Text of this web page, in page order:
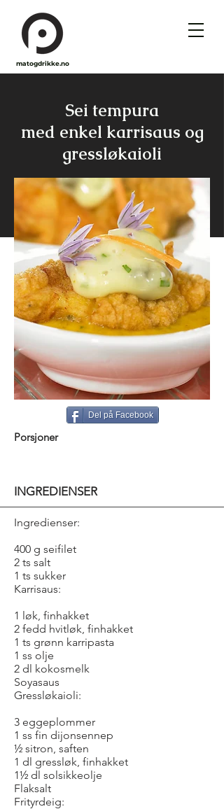
matogdrikke.no
Sei tempura
med enkel karrisaus og
gressløkaioli
Del på Facebook
Porsjoner
INGREDIENSER
Ingredienser:
400 g seifilet
2 ts salt
1 ts sukker
Karrisaus:
1 løk, finhakket
2 fedd hvitløk, finhakket
1 ts grønn karripasta
1 ss olje
2 dl kokosmelk
Soyasaus
Gressløkaioli:
3 eggeplommer
1 ss fin dijonsennep
½ sitron, saften
1 dl gressløk, finhakket
1½ dl solsikkeolje
Flaksalt
Frityrdeig: